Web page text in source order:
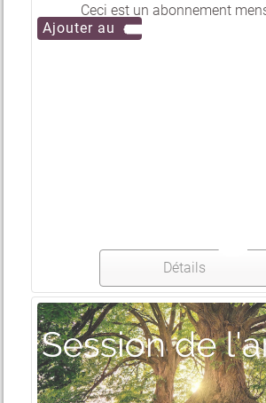
Ceci est un abonnement
Détails